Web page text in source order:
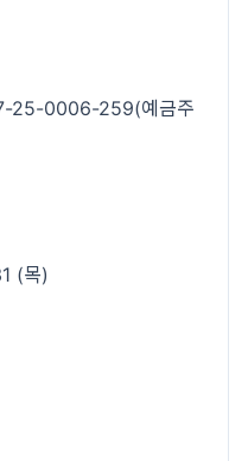
25-0006-259(예금주
(목)